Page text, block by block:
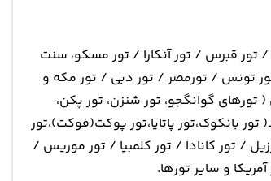
تور قبرس / تور آنکارا / تور مسکو، سنت
/ تور تونس / تورمصر / تور دبی / تور مکه و
تورهای گوانگجو، تور شنزن، تور پکن،
تور بانکوک،تور پاتایا،تور پوکت(فوکت)،تور
/ تور کانادا / تور کلمبیا / تور موریس /
و سایر تورها.